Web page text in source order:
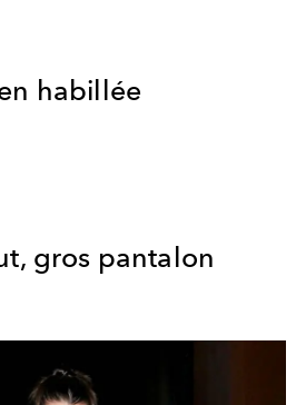
habillée
gros pantalon